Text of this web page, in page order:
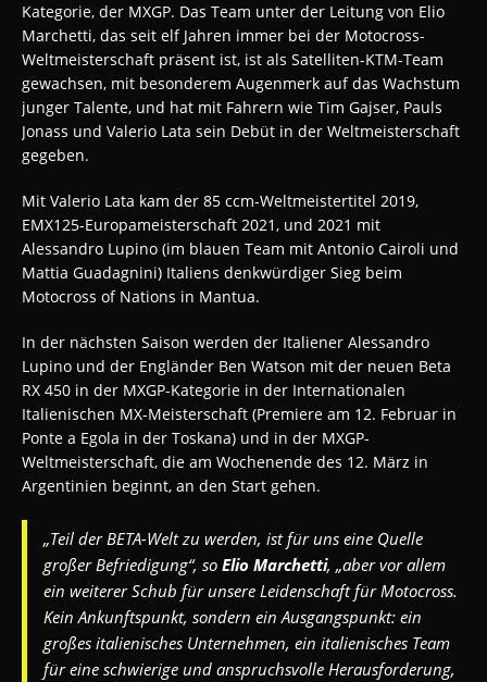
Kategorie, der MXGP. Das Team unter der Leitung von Elio
Marchetti, das seit elf Jahren immer bei der Motocross-
Weltmeisterschaft präsent ist, ist als Satelliten-KTM-Team
gewachsen, mit besonderem Augenmerk auf das Wachstum
junger Talente, und hat mit Fahrern wie Tim Gajser, Pauls
Jonass und Valerio Lata sein Debüt in der Weltmeisterschaft
gegeben.
Mit Valerio Lata kam der 85 ccm-Weltmeistertitel 2019,
EMX125-Europameisterschaft 2021, und 2021 mit
Alessandro Lupino (im blauen Team mit Antonio Cairoli und
Mattia Guadagnini) Italiens denkwürdiger Sieg beim
Motocross of Nations in Mantua.
In der nächsten Saison werden der Italiener Alessandro
Lupino und der Engländer Ben Watson mit der neuen Beta
RX 450 in der MXGP-Kategorie in der Internationalen
Italienischen MX-Meisterschaft (Premiere am 12. Februar in
Ponte a Egola in der Toskana) und in der MXGP-
Weltmeisterschaft, die am Wochenende des 12. März in
Argentinien beginnt, an den Start gehen.
„Teil der BETA-Welt zu werden, ist für uns eine Quelle
großer Befriedigung“, so Elio Marchetti, „aber vor allem
ein weiterer Schub für unsere Leidenschaft für Motocross.
Kein Ankunftspunkt, sondern ein Ausgangspunkt: ein
großes italienisches Unternehmen, ein italienisches Team
für eine schwierige und anspruchsvolle Herausforderung,